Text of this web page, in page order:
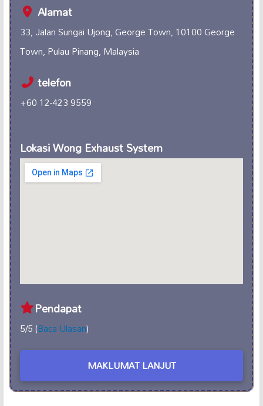
Alamat
33, Jalan Sungai Ujong, George Town, 10100 George
Town, Pulau Pinang, Malaysia
telefon
+60 12-423 9559
Lokasi Wong Exhaust System
Pendapat
5/5 (Baca Ulasan)
MAKLUMAT LANJUT